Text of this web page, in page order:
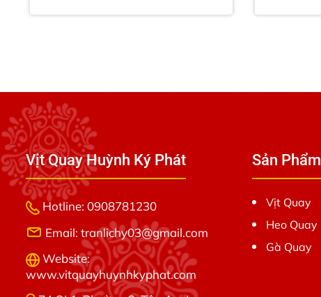
Vịt Quay Huỳnh Ký Phát
Hotline: 0908781230
Email: tranlichy03@gmail.com
Website:
www.vitquayhuynhkyphat.com
Sản Phẩm
Vịt Quay
Heo Quay
Gà Quay